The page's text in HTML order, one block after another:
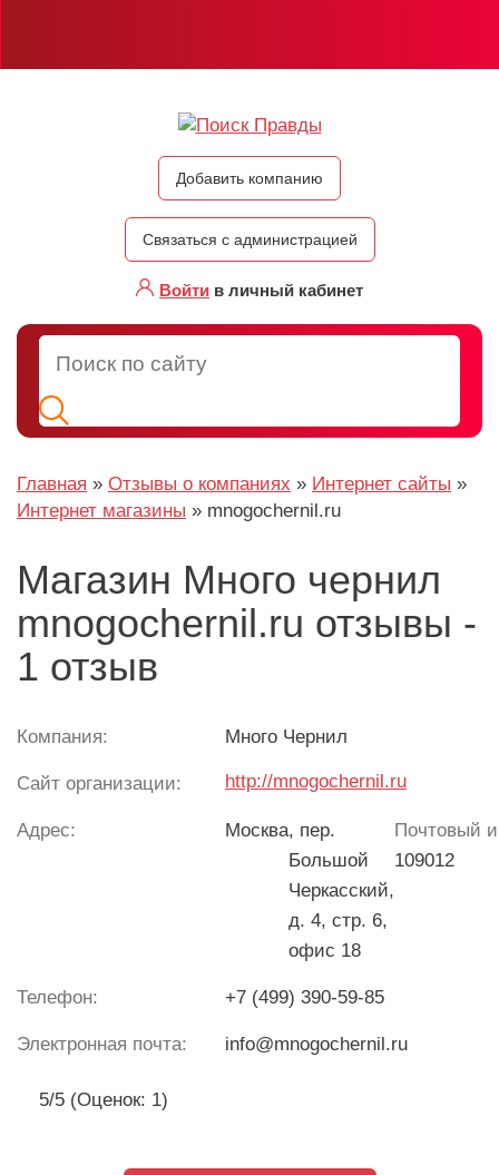
Добавить компанию
Связаться с администрацией
Войти в личный кабинет
Главная » Отзывы о компаниях » Интернет сайты »
Интернет магазины » mnogochernil.ru
Магазин Много чернил
mnogochernil.ru отзывы -
1 отзыв
Компания: Много Чернил
Сайт организации: http://mnogochernil.ru
Адрес: Москва, пер.
Большой
Черкасский,
д. 4, стр. 6,
офис 18
Почтовый
109012
Телефон: +7 (499) 390-59-85
Электронная почта: info@mnogochernil.ru
5/5 (Оценок: 1)